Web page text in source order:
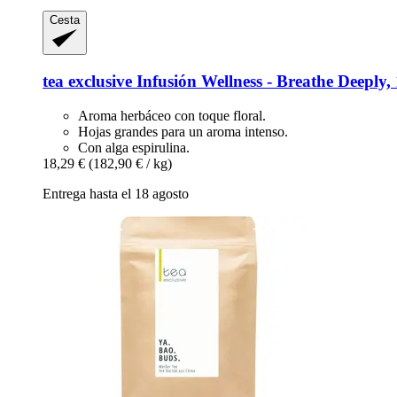
Cesta
tea exclusive Infusión Wellness -​ Breathe Deeply,
Aroma herbáceo con toque floral.
Hojas grandes para un aroma intenso.
Con alga espirulina.
18,29 € (182,90 € / kg)
Entrega hasta el 18 agosto